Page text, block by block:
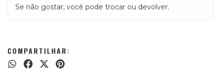
Se não gostar, você pode trocar ou devolver.
COMPARTILHAR: